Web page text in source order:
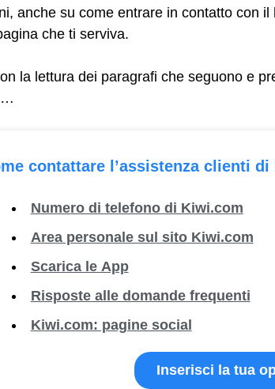
anche su come entrare in contatto con
che ti serviva.
la lettura dei paragrafi che seguono e
contattare l’assistenza clienti
Numero di telefono di Kiwi.com
Area personale sul sito Kiwi.com
Scarica le App
Risposte alle domande frequenti
Kiwi.com: pagine social
Inserisci la tua